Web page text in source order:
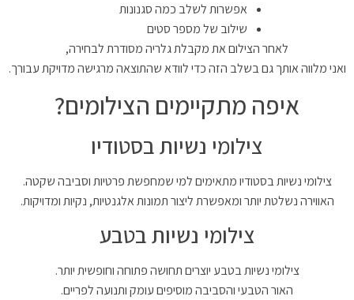
אפשרות לשלב כמה סגנונות
שילוב של מספר סטים
לאחר הצילום את מקבלת גלריה מסודרת לבחירה,
ואני מלווה אותך גם בשלב הזה כדי לוודא שהתוצאה מרגישה מדויקת עבורך.
איפה מתקיימים הצילומים?
צילומי נשיות בסטודיו
צילומי נשיות בסטודיו מתאימים למי שמחפשת פרטיות וסביבה שקטה.
האווירה נשלטת יותר ומאפשרת ליצור תמונות אלגנטיות, נקיות ומדויקות.
צילומי נשיות בטבע
צילומי נשיות בטבע יוצרים תחושה פתוחה וחופשית יותר.
האור הטבעי והסביבה מוסיפים עומק ותנועה לפריים.